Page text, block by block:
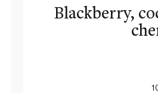
Blackberry,